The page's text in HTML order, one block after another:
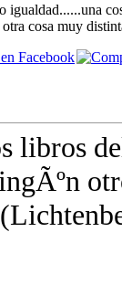
igualdad......una
cosa muy
libros